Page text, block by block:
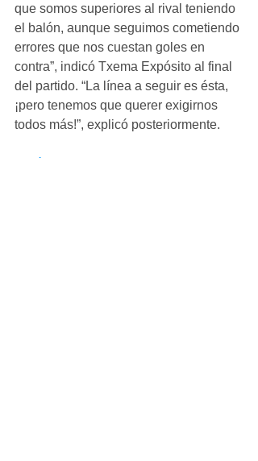
que somos superiores al rival teniendo
el balón, aunque seguimos cometiendo
errores que nos cuestan goles en
contra”, indicó Txema Expósito al final
del partido. “La línea a seguir es ésta,
¡pero tenemos que querer exigirnos
todos más!”, explicó posteriormente.